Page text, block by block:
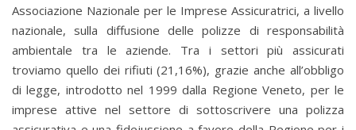
Associazione Nazionale per le Imprese Assicuratrici, a livello
nazionale, sulla diffusione delle polizze di responsabilità
ambientale tra le aziende. Tra i settori più assicurati
troviamo quello dei rifiuti (21,16%), grazie anche all’obbligo
di legge, introdotto nel 1999 dalla Regione Veneto, per le
imprese attive nel settore di sottoscrivere una polizza